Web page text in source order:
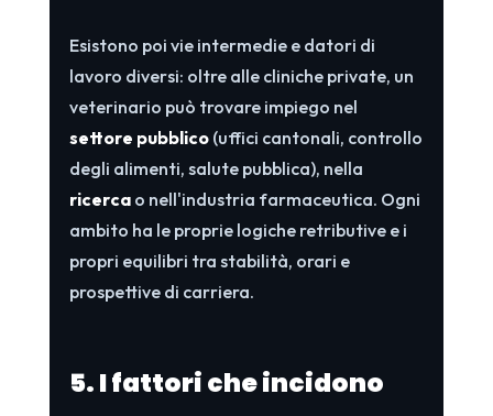
Esistono poi vie intermedie e datori di
lavoro diversi: oltre alle cliniche private, un
veterinario può trovare impiego nel
settore pubblico(uffici cantonali, controllo
degli alimenti, salute pubblica), nella
ricercao nell'industria farmaceutica. Ogni
ambito ha le proprie logiche retributive e i
propri equilibri tra stabilità, orari e
prospettive di carriera.
5. I fattori che incidono